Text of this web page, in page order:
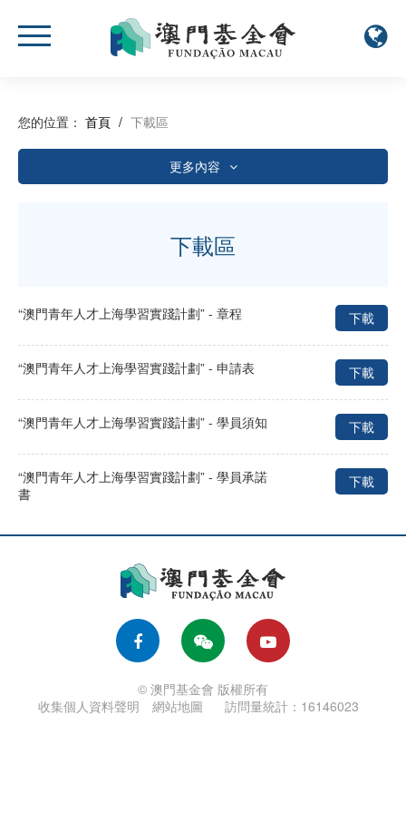
您的位置： 首頁 / 下載區
更多內容
小冊子
活動報名表
其他
下載區
“澳門青年人才上海學習實踐計劃” - 章程 下載
“澳門青年人才上海學習實踐計劃” - 申請表 下載
“澳門青年人才上海學習實踐計劃” - 學員須知 下載
“澳門青年人才上海學習實踐計劃” - 學員承諾
書
下載
© 澳門基金會 版權所有
收集個人資料聲明
網站地圖 訪問量統計：16146023